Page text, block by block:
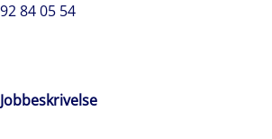
92 84 05 54
Jobbeskrivelse